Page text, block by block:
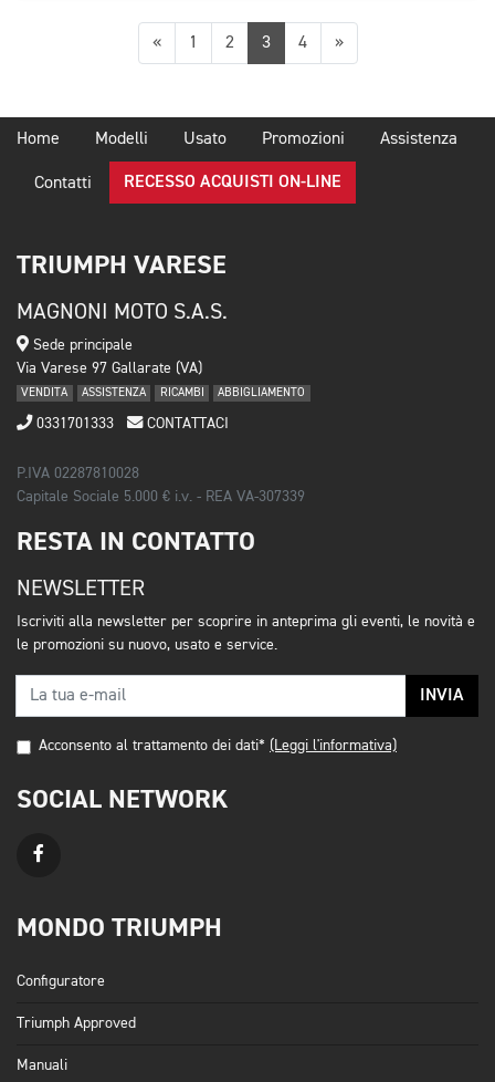
«Precedente
1 2 3 4 »Successiva
Home Modelli Usato Promozioni Assistenza
Contatti RECESSO ACQUISTI ON-LINE
TRIUMPH VARESE
MAGNONI MOTO S.A.S.
Sede principale
Via Varese 97 Gallarate (VA)
VENDITA ASSISTENZA RICAMBI ABBIGLIAMENTO
0331701333 CONTATTACI
P.IVA 02287810028
Capitale Sociale 5.000 € i.v. - REA VA-307339
RESTA IN CONTATTO
NEWSLETTER
Iscriviti alla newsletter per scoprire in anteprima gli eventi, le novità e
le promozioni su nuovo, usato e service.
INVIA
Acconsento al trattamento dei dati* (Leggi l'informativa)
SOCIAL NETWORK
MONDO TRIUMPH
Configuratore
Triumph Approved
Manuali